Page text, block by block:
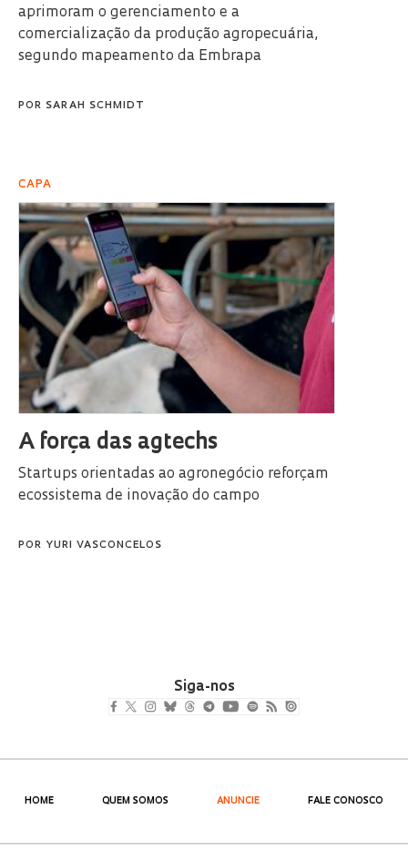
aprimoram o gerenciamento e a
comercialização da produção agropecuária,
segundo mapeamento da Embrapa
POR SARAH SCHMIDT
CAPA
A força das agtechs
Startups orientadas ao agronegócio reforçam
ecossistema de inovação do campo
POR YURI VASCONCELOS
Siga-nos
HOME QUEM SOMOS ANUNCIE FALE CONOSCO